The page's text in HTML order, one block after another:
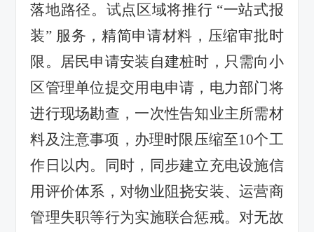
落地路径。试点区域将推行 “一站式报
装” 服务，精简申请材料，压缩审批时
限。居民申请安装自建桩时，只需向小
区管理单位提交用电申请，电力部门将
进行现场勘查，一次性告知业主所需材
料及注意事项，办理时限压缩至10个工
作日以内。同时，同步建立充电设施信
用评价体系，对物业阻挠安装、运营商
管理失职等行为实施联合惩戒。对无故